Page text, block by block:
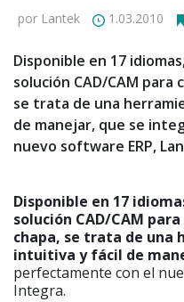
por Lantek 1.03.2010
Disponible en 17
solución CAD/CAM
se trata de una
de manejar, que se
nuevo software ERP,
Disponible en 17
solución CAD/CAM
chapa, se trata de
intuitiva y fácil de
perfectamente con el
Integra.